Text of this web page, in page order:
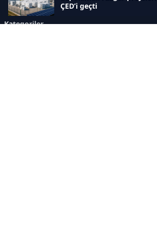
ÇED’i geçti
Kategoriler